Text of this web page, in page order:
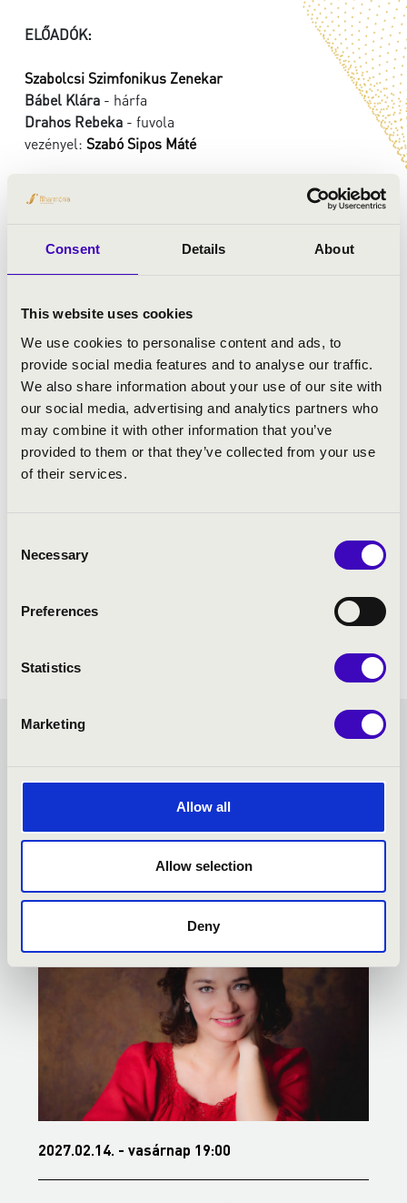
Consent Details About
This website uses cookies
We use cookies to personalise content and ads, to
provide social media features and to analyse our traffic.
We also share information about your use of our site with
our social media, advertising and analytics partners who
may combine it with other information that you’ve
provided to them or that they’ve collected from your use
of their services.
Selection
Necessary
Preferences
Statistics
Marketing
Allow all
Allow selection
Deny
ELŐADÓK:
Szabolcsi Szimfonikus Zenekar
Bábel Klára - hárfa
Drahos Rebeka - fuvola
vezényel: Szabó Sipos Máté
MŰSOR:
Franz Schubert: D-dúr nyitány olasz stílusban
Wolfgang Amadeus Mozart: C-dúr fuvola-hárfaverseny,
Ludwig van Beethoven: 8. F-dúr szimfónia
FILHARMÓNIA BÉRLET -
NYÍREGYHÁZA - TOVÁBBI
KONCERTEK
2027.02.14. - vasárnap 19:00